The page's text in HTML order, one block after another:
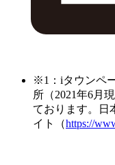
※1：iタウンペ
所（2021年6月
ております。日
イト（https://